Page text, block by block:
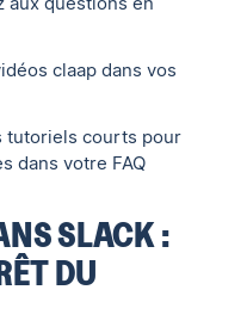
claap dans vos
tutoriels courts pour
dans votre FAQ
SLACK :
DU